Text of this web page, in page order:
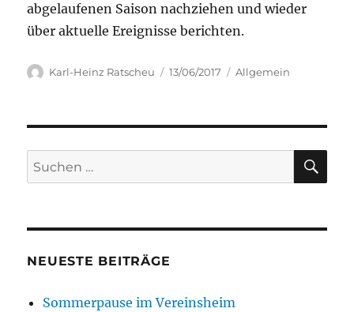
abgelaufenen Saison nachziehen und wieder
über aktuelle Ereignisse berichten.
Autor
Karl-Heinz Ratscheu
Veröffentlicht
13/06/2017 Kategorien
Allgemein
Suchen
nach:
NEUESTE BEITRÄGE
Sommerpause im Vereinsheim